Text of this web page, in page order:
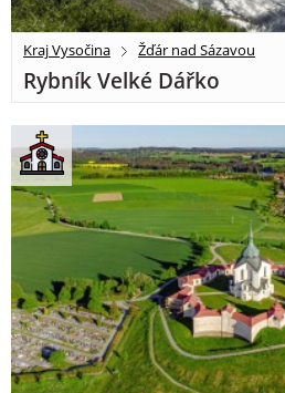
Kraj Vysočina Žďár nad Sázavou
Rybník Velké Dářko